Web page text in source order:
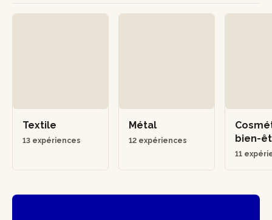
Textile
13 expériences
Métal
12 expériences
bien-
11